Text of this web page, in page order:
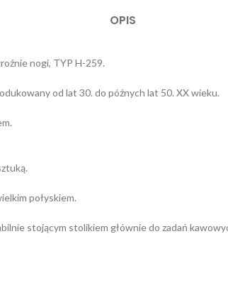
OPIS
nogi, TYP H-259.
od lat 30. do późnych lat 50. XX wieku.
połyskiem.
stojącym stolikiem głównie do zadań